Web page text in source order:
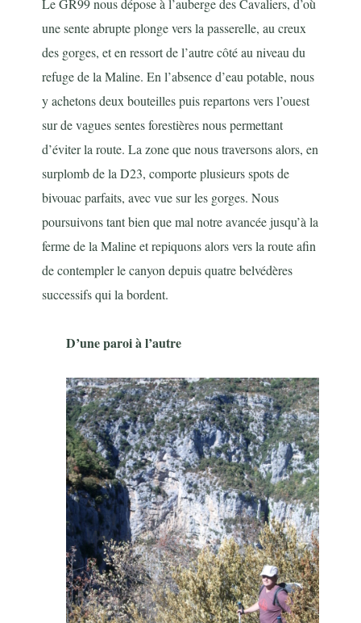
Le GR99 nous dépose à l’auberge des Cavaliers, d’où
une sente abrupte plonge vers la passerelle, au creux
des gorges, et en ressort de l’autre côté au niveau du
refuge de la Maline. En l’absence d’eau potable, nous
y achetons deux bouteilles puis repartons vers l’ouest
sur de vagues sentes forestières nous permettant
d’éviter la route. La zone que nous traversons alors, en
surplomb de la D23, comporte plusieurs spots de
bivouac parfaits, avec vue sur les gorges. Nous
poursuivons tant bien que mal notre avancée jusqu’à la
ferme de la Maline et repiquons alors vers la route afin
de contempler le canyon depuis quatre belvédères
successifs qui la bordent.
D’une paroi à l’autre